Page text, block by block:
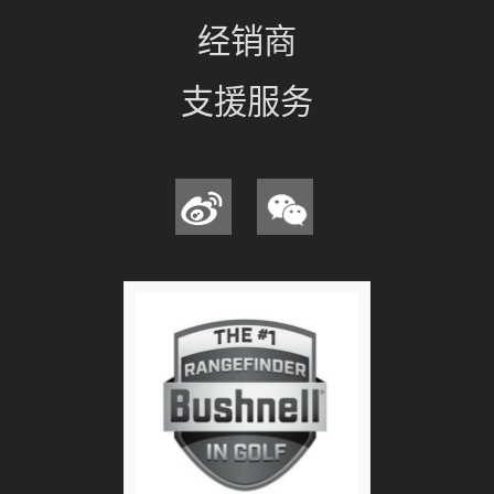
经销商
支援服务